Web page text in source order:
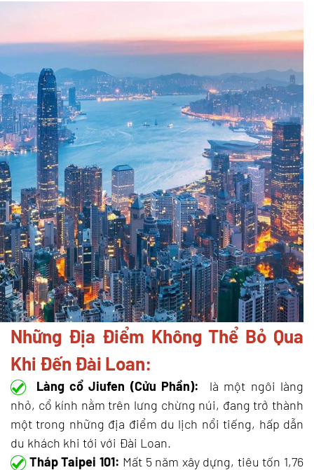
Những Địa Điểm Không Thể Bỏ Qua
Khi Đến Đài Loan:
Làng cổ Jiufen (Cửu Phần):
là một ngôi làng
nhỏ, cổ kính nằm trên lưng chừng núi, đang trở thành
một trong những địa điểm du lịch nổi tiếng, hấp dẫn
du khách khi tới với Đài Loan.
Tháp Taipei 101: Mất 5 năm xây dựng, tiêu tốn 1,76